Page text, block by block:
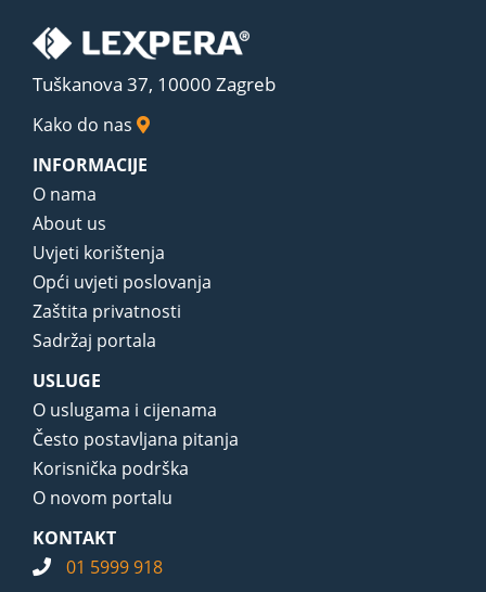
Tuškanova 37, 10000 Zagreb
Kako do nas
INFORMACIJE
O nama
About us
Uvjeti korištenja
Opći uvjeti poslovanja
Zaštita privatnosti
Sadržaj portala
USLUGE
O uslugama i cijenama
Često postavljana pitanja
Korisnička podrška
O novom portalu
KONTAKT
01 5999 918